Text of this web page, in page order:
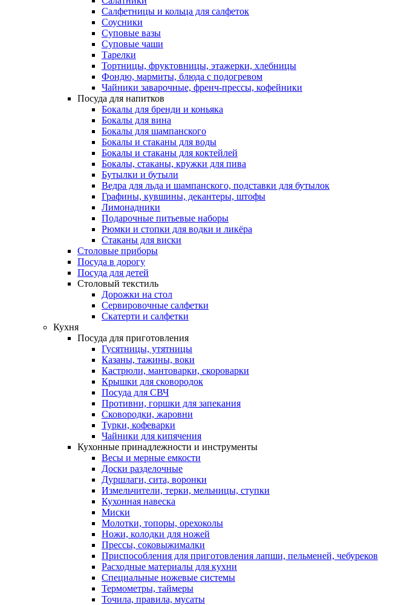
Салфетницы и кольца для салфеток
Соусники
Суповые вазы
Суповые чаши
Тарелки
Тортницы, фруктовницы, этажерки, хлебницы
Фондю, мармиты, блюда с подогревом
Чайники заварочные, френч-прессы, кофейники
Посуда для напитков
Бокалы для бренди и коньяка
Бокалы для вина
Бокалы для шампанского
Бокалы и стаканы для воды
Бокалы и стаканы для коктейлей
Бокалы, стаканы, кружки для пива
Бутылки и бутыли
Ведра для льда и шампанского, подставки для бутылок
Графины, кувшины, декантеры, штофы
Лимонадники
Подарочные питьевые наборы
Рюмки и стопки для водки и ликёра
Стаканы для виски
Столовые приборы
Посуда в дорогу
Посуда для детей
Столовый текстиль
Дорожки на стол
Сервировочные салфетки
Скатерти и салфетки
Кухня
Посуда для приготовления
Гусятницы, утятницы
Казаны, тажины, воки
Кастрюли, мантоварки, скороварки
Крышки для сковородок
Посуда для СВЧ
Противни, горшки для запекания
Сковородки, жаровни
Турки, кофеварки
Чайники для кипячения
Кухонные принадлежности и инструменты
Весы и мерные емкости
Доски разделочные
Дуршлаги, сита, воронки
Измельчители, терки, мельницы, ступки
Кухонная навеска
Миски
Молотки, топоры, орехоколы
Ножи, колодки для ножей
Прессы, соковыжималки
Приспособления для приготовления лапши, пельменей, чебуреков
Расходные материалы для кухни
Специальные ножевые системы
Термометры, таймеры
Точила, правила, мусаты